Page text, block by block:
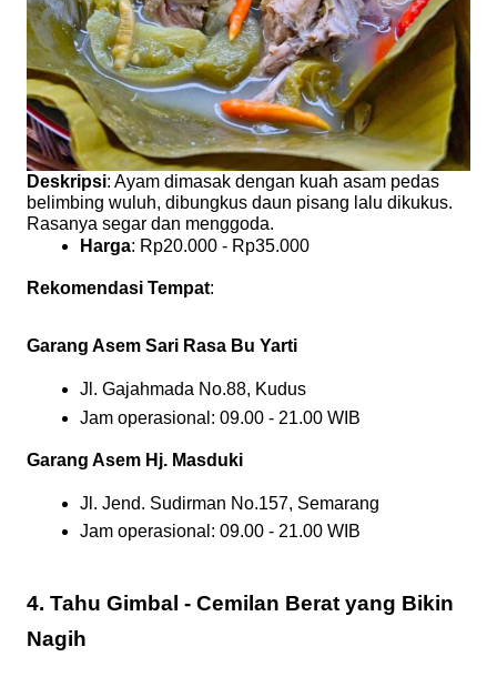
Deskripsi: Ayam dimasak dengan kuah asam pedas
belimbing wuluh, dibungkus daun pisang lalu dikukus.
Rasanya segar dan menggoda.
Harga: Rp20.000 - Rp35.000
Rekomendasi Tempat:
Garang Asem Sari Rasa Bu Yarti
Jl. Gajahmada No.88, Kudus
Jam operasional: 09.00 - 21.00 WIB
Garang Asem Hj. Masduki
Jl. Jend. Sudirman No.157, Semarang
Jam operasional: 09.00 - 21.00 WIB
4. Tahu Gimbal - Cemilan Berat yang Bikin
Nagih